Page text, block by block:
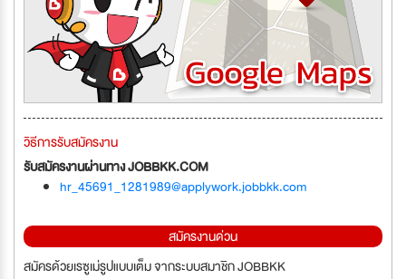
วิธีการรับสมัครงาน
รับสมัครงานผ่านทาง JOBBKK.COM
hr_45691_1281989@applywork.jobbkk.com
สมัครงานด่วน
สมัครด้วยเรซูเม่รูปแบบเต็ม จากระบบสมาชิก JOBBKK